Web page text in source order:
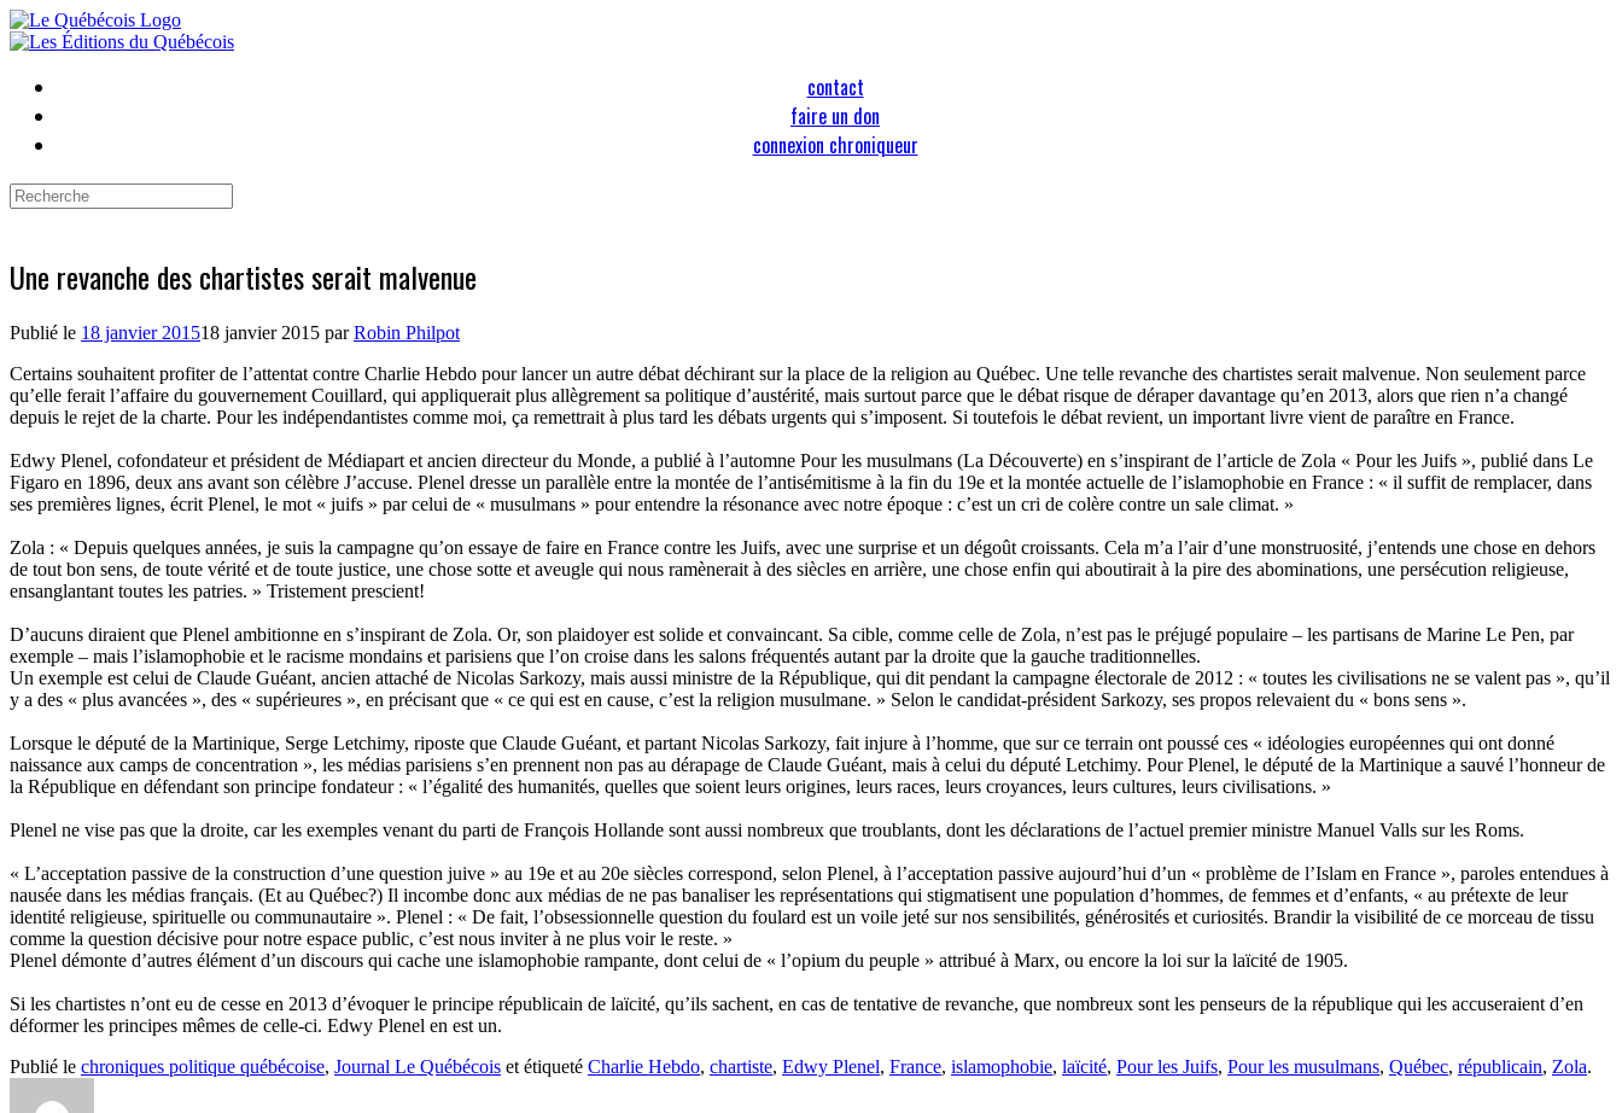
Skip
to
contact
faire un don
connexion chroniqueur
Search
Une revanche des chartistes serait malvenue
Publié le 18 janvier 201518 janvier 2015 parRobin Philpot
Certains souhaitent profiter de l’attentat contre Charlie Hebdo pour lancer un autre débat déchirant sur la place de la religion au Québec. Une telle revanche des chartistes serait malvenue. Non seulement parce
qu’elle ferait l’affaire du gouvernement Couillard, qui appliquerait plus allègrement sa politique d’austérité, mais surtout parce que le débat risque de déraper davantage qu’en 2013, alors que rien n’a changé
depuis le rejet de la charte. Pour les indépendantistes comme moi, ça remettrait à plus tard les débats urgents qui s’imposent. Si toutefois le débat revient, un important livre vient de paraître en France.
Edwy Plenel, cofondateur et président de Médiapart et ancien directeur du Monde, a publié à l’automne Pour les musulmans (La Découverte) en s’inspirant de l’article de Zola « Pour les Juifs », publié dans Le
Figaro en 1896, deux ans avant son célèbre J’accuse. Plenel dresse un parallèle entre la montée de l’antisémitisme à la fin du 19e et la montée actuelle de l’islamophobie en France : « il suffit de remplacer, dans
ses premières lignes, écrit Plenel, le mot « juifs » par celui de « musulmans » pour entendre la résonance avec notre époque : c’est un cri de colère contre un sale climat. »
Zola : « Depuis quelques années, je suis la campagne qu’on essaye de faire en France contre les Juifs, avec une surprise et un dégoût croissants. Cela m’a l’air d’une monstruosité, j’entends une chose en dehors
de tout bon sens, de toute vérité et de toute justice, une chose sotte et aveugle qui nous ramènerait à des siècles en arrière, une chose enfin qui aboutirait à la pire des abominations, une persécution religieuse,
ensanglantant toutes les patries. » Tristement prescient!
D’aucuns diraient que Plenel ambitionne en s’inspirant de Zola. Or, son plaidoyer est solide et convaincant. Sa cible, comme celle de Zola, n’est pas le préjugé populaire – les partisans de Marine Le Pen, par
exemple – mais l’islamophobie et le racisme mondains et parisiens que l’on croise dans les salons fréquentés autant par la droite que la gauche traditionnelles.
Un exemple est celui de Claude Guéant, ancien attaché de Nicolas Sarkozy, mais aussi ministre de la République, qui dit pendant la campagne électorale de 2012 : « toutes les civilisations ne se valent pas », qu’il
y a des « plus avancées », des « supérieures », en précisant que « ce qui est en cause, c’est la religion musulmane. » Selon le candidat-président Sarkozy, ses propos relevaient du « bons sens ».
Lorsque le député de la Martinique, Serge Letchimy, riposte que Claude Guéant, et partant Nicolas Sarkozy, fait injure à l’homme, que sur ce terrain ont poussé ces « idéologies européennes qui ont donné
naissance aux camps de concentration », les médias parisiens s’en prennent non pas au dérapage de Claude Guéant, mais à celui du député Letchimy. Pour Plenel, le député de la Martinique a sauvé l’honneur de
la République en défendant son principe fondateur : « l’égalité des humanités, quelles que soient leurs origines, leurs races, leurs croyances, leurs cultures, leurs civilisations. »
Plenel ne vise pas que la droite, car les exemples venant du parti de François Hollande sont aussi nombreux que troublants, dont les déclarations de l’actuel premier ministre Manuel Valls sur les Roms.
« L’acceptation passive de la construction d’une question juive » au 19e et au 20e siècles correspond, selon Plenel, à l’acceptation passive aujourd’hui d’un « problème de l’Islam en France », paroles entendues à
nausée dans les médias français. (Et au Québec?) Il incombe donc aux médias de ne pas banaliser les représentations qui stigmatisent une population d’hommes, de femmes et d’enfants, « au prétexte de leur
identité religieuse, spirituelle ou communautaire ». Plenel : « De fait, l’obsessionnelle question du foulard est un voile jeté sur nos sensibilités, générosités et curiosités. Brandir la visibilité de ce morceau de tissu
comme la question décisive pour notre espace public, c’est nous inviter à ne plus voir le reste. »
Plenel démonte d’autres élément d’un discours qui cache une islamophobie rampante, dont celui de « l’opium du peuple » attribué à Marx, ou encore la loi sur la laïcité de 1905.
Si les chartistes n’ont eu de cesse en 2013 d’évoquer le principe républicain de laïcité, qu’ils sachent, en cas de tentative de revanche, que nombreux sont les penseurs de la république qui les accuseraient d’en
déformer les principes mêmes de celle-ci. Edwy Plenel en est un.
Publié le chroniques politique québécoise, Journal Le Québécois et étiqueté Charlie Hebdo, chartiste, Edwy Plenel, France, islamophobie, laïcité, Pour les Juifs, Pour les musulmans, Québec, républicain, Zola.